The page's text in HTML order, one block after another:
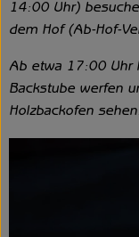
14:00 Uhr)
dem Hof (Ab-Hof-
Ab etwa 17:00 Uhr
Backstube werfen
Holzbackofen